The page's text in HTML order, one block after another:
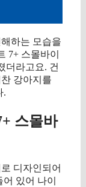
하는 모습을
7+ 스몰바이
더라고요. 건
강아지를
.
스몰바
디자인되어
있어 나이